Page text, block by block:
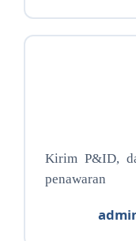
Kirim P&ID,
penawaran